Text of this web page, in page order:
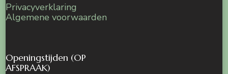
Privacyverklaring
Algemene voorwaarden
Openingstijden (OP
AFSPRAAK)